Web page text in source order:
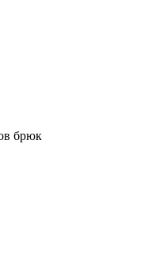
брюк